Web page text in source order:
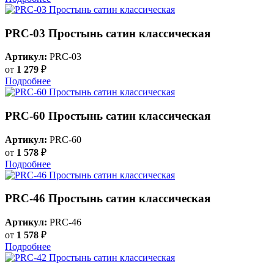
PRC-03 Простынь сатин классическая
Артикул: PRC-03
от 1 279 ₽
Подробнее
PRC-60 Простынь сатин классическая
Артикул: PRC-60
от 1 578 ₽
Подробнее
PRC-46 Простынь сатин классическая
Артикул: PRC-46
от 1 578 ₽
Подробнее